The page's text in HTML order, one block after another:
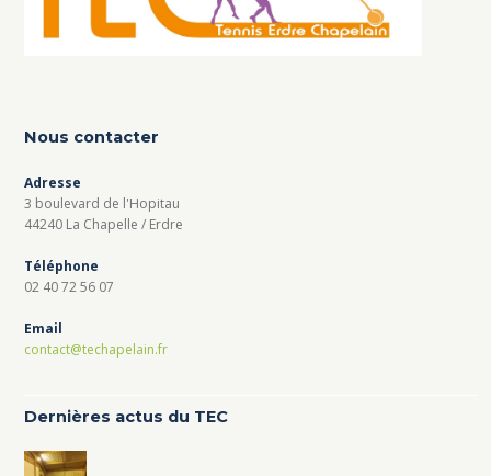
Nous contacter
Adresse
3 boulevard de l'Hopitau
44240 La Chapelle / Erdre
Téléphone
02 40 72 56 07
Email
contact@techapelain.fr
Dernières actus du TEC